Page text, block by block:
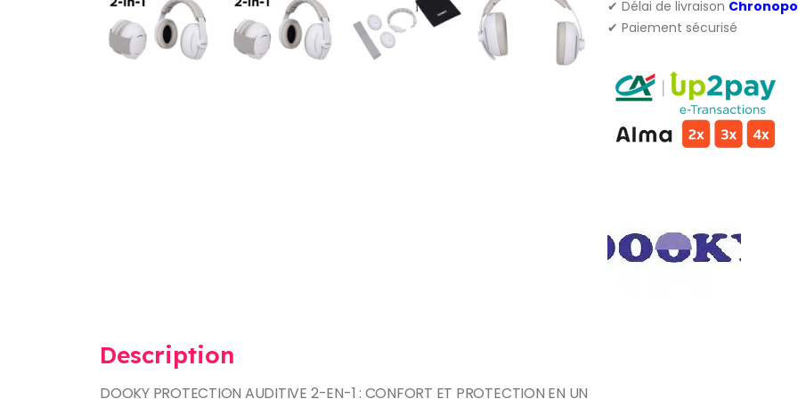
✔ Délai de livraison
✔ Paiement sécurisé
Description
DOOKY PROTECTION AUDITIVE 2-EN-1 : CONFORT ET PROTECTION EN UN